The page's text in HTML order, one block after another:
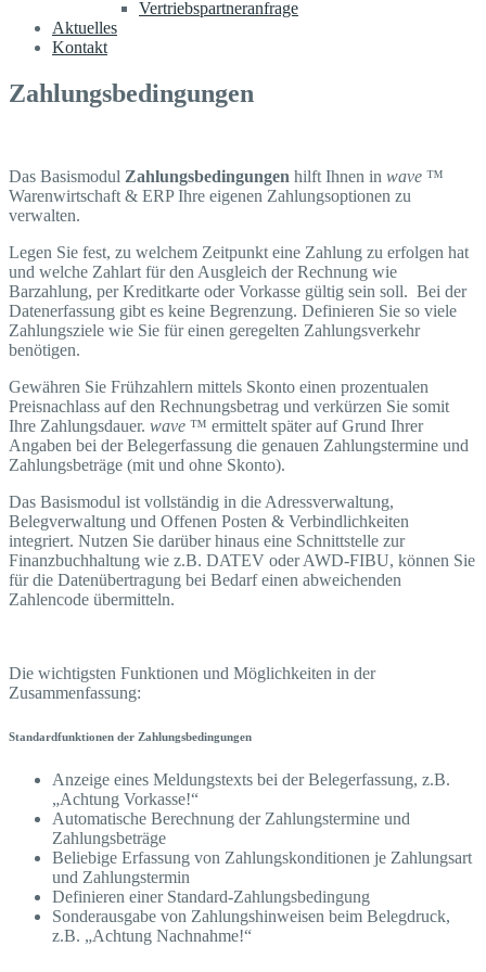
Vertriebspartneranfrage
Aktuelles
Kontakt
Zahlungsbedingungen
Das Basismodul Zahlungsbedingungen hilft Ihnen in wave ™
Warenwirtschaft & ERP Ihre eigenen Zahlungsoptionen zu
verwalten.
Legen Sie fest, zu welchem Zeitpunkt eine Zahlung zu erfolgen hat
und welche Zahlart für den Ausgleich der Rechnung wie
Barzahlung, per Kreditkarte oder Vorkasse gültig sein soll. Bei der
Datenerfassung gibt es keine Begrenzung. Definieren Sie so viele
Zahlungsziele wie Sie für einen geregelten Zahlungsverkehr
benötigen.
Gewähren Sie Frühzahlern mittels Skonto einen prozentualen
Preisnachlass auf den Rechnungsbetrag und verkürzen Sie somit
Ihre Zahlungsdauer. wave ™ ermittelt später auf Grund Ihrer
Angaben bei der Belegerfassung die genauen Zahlungstermine und
Zahlungsbeträge (mit und ohne Skonto).
Das Basismodul ist vollständig in die Adressverwaltung,
Belegverwaltung und Offenen Posten & Verbindlichkeiten
integriert. Nutzen Sie darüber hinaus eine Schnittstelle zur
Finanzbuchhaltung wie z.B. DATEV oder AWD-FIBU, können Sie
für die Datenübertragung bei Bedarf einen abweichenden
Zahlencode übermitteln.
Die wichtigsten Funktionen und Möglichkeiten in der
Zusammenfassung:
Standardfunktionen der Zahlungsbedingungen
Anzeige eines Meldungstexts bei der Belegerfassung, z.B.
„Achtung Vorkasse!“
Automatische Berechnung der Zahlungstermine und
Zahlungsbeträge
Beliebige Erfassung von Zahlungskonditionen je Zahlungsart
und Zahlungstermin
Definieren einer Standard-Zahlungsbedingung
Sonderausgabe von Zahlungshinweisen beim Belegdruck,
z.B. „Achtung Nachnahme!“